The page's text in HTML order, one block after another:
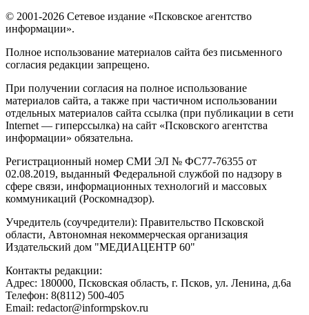
© 2001-2026 Сетевое издание «Псковское агентство
информации».
Полное использование материалов сайта без письменного
согласия редакции запрещено.
При получении согласия на полное использование
материалов сайта, а также при частичном использовании
отдельных материалов сайта ссылка (при публикации в сети
Internet — гиперссылка) на сайт «Псковского агентства
информации» обязательна.
Регистрационный номер СМИ ЭЛ № ФС77-76355 от
02.08.2019, выданный Федеральной службой по надзору в
сфере связи, информационных технологий и массовых
коммуникаций (Роскомнадзор).
Учредитель (соучредители): Правительство Псковской
области, Автономная некоммерческая организация
Издательский дом "МЕДИАЦЕНТР 60"
Контакты редакции:
Адреc: 180000, Псковская область, г. Псков, ул. Ленина, д.6а
Телефон: 8(8112) 500-405
Email: redactor@informpskov.ru